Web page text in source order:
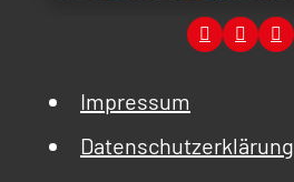
Impressum
Datenschutzerklärung